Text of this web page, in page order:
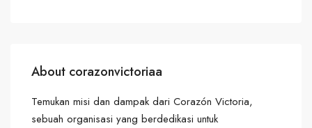
About corazonvictoriaa
Temukan misi dan dampak dari Corazón Victoria,
sebuah organisasi yang berdedikasi untuk